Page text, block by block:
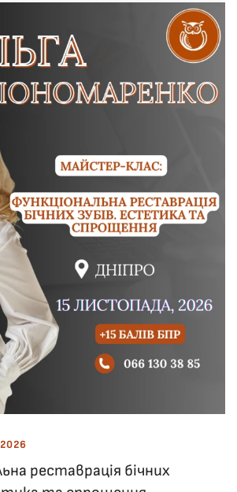
реставрація бічних